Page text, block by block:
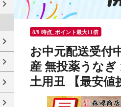
8/9 時点_ポイント最大11倍
お中元配送受付
産 無投薬うなぎ
土用丑 【最安値